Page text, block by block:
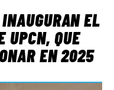
INAUGURAN EL
UPCN, QUE
EN 2025